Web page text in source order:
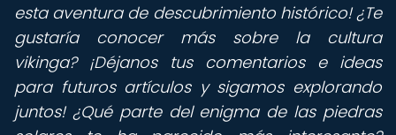
esta aventura de descubrimiento histórico! ¿Te
gustaría conocer más sobre la cultura
vikinga? ¡Déjanos tus comentarios e ideas
para futuros artículos y sigamos explorando
juntos! ¿Qué parte del enigma de las piedras